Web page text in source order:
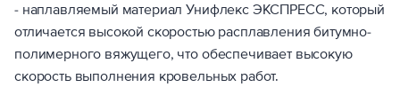
- наплавляемый материал Унифлекс ЭКСПРЕСС, который
отличается высокой скоростью расплавления битумно-
полимерного вяжущего, что обеспечивает высокую
скорость выполнения кровельных работ.